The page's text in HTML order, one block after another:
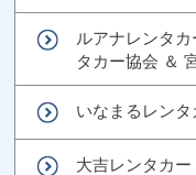
ルアナレンタ
タカー協会 ＆
いなまるレン
大吉レンタカ